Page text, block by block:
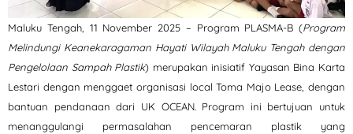
Maluku Tengah, 11 November 2025 – Program PLASMA-B (Program
Melindungi Keanekaragaman Hayati Wilayah Maluku Tengah dengan
Pengelolaan Sampah Plastik) merupakan inisiatif Yayasan Bina Karta
Lestari dengan menggaet organisasi local Toma Majo Lease, dengan
bantuan pendanaan dari UK OCEAN. Program ini bertujuan untuk
menanggulangi permasalahan pencemaran plastik yang